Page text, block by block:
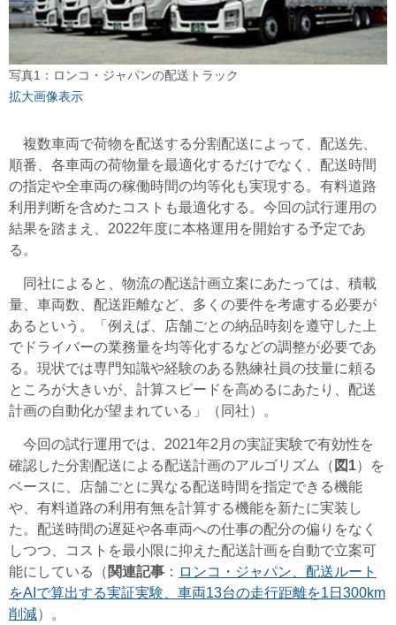
写真1：ロンコ・ジャパンの配送トラック
拡大画像表示
複数車両で荷物を配送する分割配送によって、配送先、
順番、各車両の荷物量を最適化するだけでなく、配送時間
の指定や全車両の稼働時間の均等化も実現する。有料道路
利用判断を含めたコストも最適化する。今回の試行運用の
結果を踏まえ、2022年度に本格運用を開始する予定であ
る。
同社によると、物流の配送計画立案にあたっては、積載
量、車両数、配送距離など、多くの要件を考慮する必要が
あるという。「例えば、店舗ごとの納品時刻を遵守した上
でドライバーの業務量を均等化するなどの調整が必要であ
る。現状では専門知識や経験のある熟練社員の技量に頼る
ところが大きいが、計算スピードを高めるにあたり、配送
計画の自動化が望まれている」（同社）。
今回の試行運用では、2021年2月の実証実験で有効性を
確認した分割配送による配送計画のアルゴリズム（ 図1）を
ベースに、店舗ごとに異なる配送時間を指定できる機能
や、有料道路の利用有無を計算する機能を新たに実装し
た。配送時間の遅延や各車両への仕事の配分の偏りをなく
しつつ、コストを最小限に抑えた配送計画を自動で立案可
能にしている（ 関連記事 ： ロンコ・ジャパン、配送ルート
をAIで算出する実証実験、車両13台の走行距離を1日300km
削減）。